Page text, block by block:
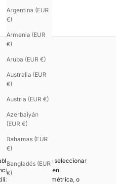
Argentina (EUR
€)
Armenia (EUR
€)
Aruba (EUR €)
Australia (EUR
€)
Austria (EUR €)
Azerbaiyán
(EUR €)
Bahamas (EUR
€)
Bangladés (EUR
€)
siguiente. Para seleccionar
de su muñeca en
una cinta métrica, o